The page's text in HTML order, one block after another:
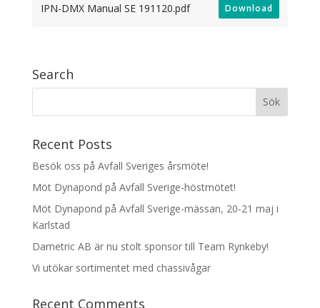
IPN-DMX Manual SE 191120.pdf Download
Search
Recent Posts
Besök oss på Avfall Sveriges årsmöte!
Möt Dynapond på Avfall Sverige-höstmötet!
Möt Dynapond på Avfall Sverige-mässan, 20-21 maj i
Karlstad
Dametric AB är nu stolt sponsor till Team Rynkeby!
Vi utökar sortimentet med chassivågar
Recent Comments